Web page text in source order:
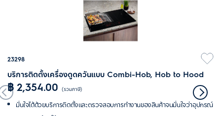
23298
บริการติดตั้งเครื่องดูดควันแบบ Combi-Hob, Hob to Hood
฿ 2,354.00 (รวมภาษี)
มั่นใจได้ด้วยบริการติดตั้งและตรวจสอบการทำงานของสินค้าจนมั่นใจว่าอุปกรณ์